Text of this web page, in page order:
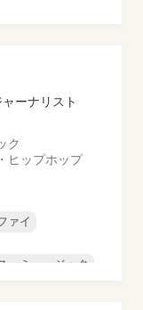
ーナリスト
ク
ヒップホップ
ァイ
・ミュージック